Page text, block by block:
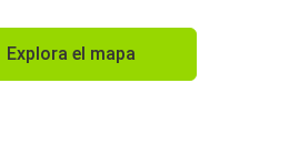
Explora el mapa